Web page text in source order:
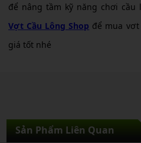
để nâng tầm kỹ năng chơi cầu
Vợt Cầu Lông Shop để mua vơt
giá tốt nhé
Sản Phẩm Liên Quan